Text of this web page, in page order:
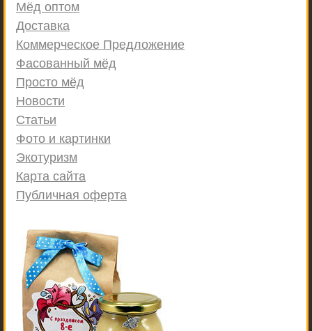
Мёд оптом
Доставка
Коммерческое Предложение
Фасованный мёд
Просто мёд
Новости
Статьи
Фото и картинки
Экотуризм
Карта сайта
Публичная оферта